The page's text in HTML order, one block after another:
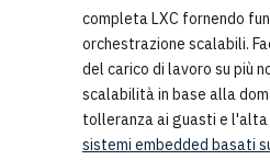
completa LXC fornendo
orchestrazione scalabili.
del carico di lavoro su più
scalabilità in base alla
tolleranza ai guasti e l'alta
sistemi embedded basati